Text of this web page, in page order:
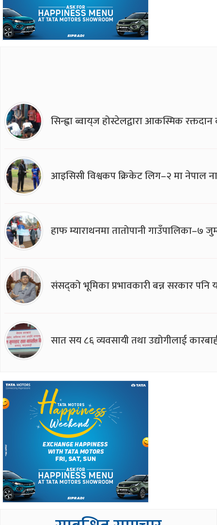
सिन्ह्वा ब्वाय्‌ज होस्टेलद्वारा आकस्मिक
आइसिसी विश्वकप क्रिकेट लिग–२ मा नेपाल
हाफ म्याराथनमा तातोपानी गाउँपालिका–७
संसद्को भूमिका प्रभावकारी बन्न सरकार पनि
सात सय ८६ व्यवसायी तथा उद्योगीलाई